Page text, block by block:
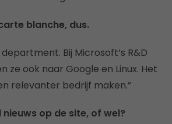
blanche, dus.
department. Bij Microsoft’s R&D
ze ook naar Google en Linux. Het
relevanter bedrijf maken.”
nieuws op de site, of wel?